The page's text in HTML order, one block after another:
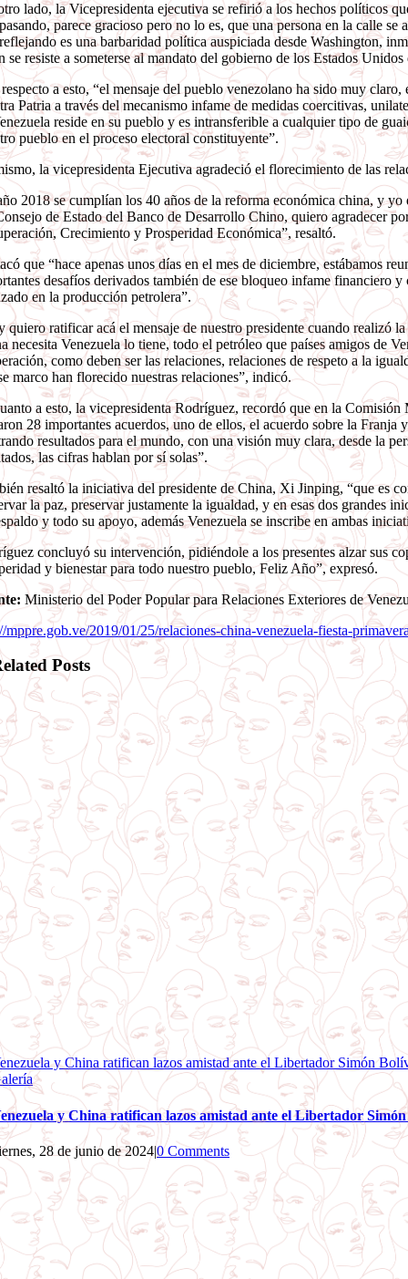
lado, la Vicepresidenta ejecutiva se refirió a los hechos políticos
parece gracioso pero no lo es, que una persona en la calle
es una barbaridad política auspiciada desde Washington,
se resiste a someterse al mandato del gobierno de los Estados
a esto, “el mensaje del pueblo venezolano ha sido muy
Patria a través del mecanismo infame de medidas coercitivas,
reside en su pueblo y es intransferible a cualquier tipo de
pueblo en el proceso electoral constituyente”.
la vicepresidenta Ejecutiva agradeció el florecimiento de las
2018 se cumplían los 40 años de la reforma económica china, y
de Estado del Banco de Desarrollo Chino, quiero agradecer
Crecimiento y Prosperidad Económica”, resaltó.
que “hace apenas unos días en el mes de diciembre, estábamos
desafíos derivados también de ese bloqueo infame financiero
en la producción petrolera”.
quiero ratificar acá el mensaje de nuestro presidente cuando realizó
necesita Venezuela lo tiene, todo el petróleo que países amigos de
como deben ser las relaciones, relaciones de respeto a la
marco han florecido nuestras relaciones”, indicó.
a esto, la vicepresidenta Rodríguez, recordó que en la
28 importantes acuerdos, uno de ellos, el acuerdo sobre la
resultados para el mundo, con una visión muy clara, desde la
las cifras hablan por sí solas”.
resaltó la iniciativa del presidente de China, Xi Jinping, “que es
la paz, preservar justamente la igualdad, y en esas dos grandes
y todo su apoyo, además Venezuela se inscribe en ambas
concluyó su intervención, pidiéndole a los presentes alzar sus
y bienestar para todo nuestro pueblo, Feliz Año”, expresó.
Ministerio del Poder Popular para Relaciones Exteriores de
mppre.gob.ve/2019/01/25/relaciones-china-venezuela-fiesta-
Posts
y China ratifican lazos amistad ante el Libertador Simón
y China ratifican lazos amistad ante el Libertador
28 de junio de 2024|0 Comments